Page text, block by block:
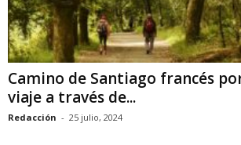
Camino de Santiago francés
viaje a través de...
Redacción - 25 julio, 2024